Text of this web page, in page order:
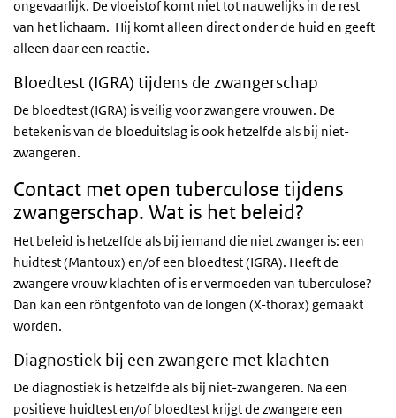
ongevaarlijk. De vloeistof komt niet tot nauwelijks in de rest
van het lichaam. Hij komt alleen direct onder de huid en geeft
alleen daar een reactie.
Bloedtest (IGRA) tijdens de zwangerschap
De bloedtest (IGRA) is veilig voor zwangere vrouwen. De
betekenis van de bloeduitslag is ook hetzelfde als bij niet-
zwangeren.
Contact met open tuberculose tijdens
zwangerschap. Wat is het beleid?
Het beleid is hetzelfde als bij iemand die niet zwanger is: een
huidtest (Mantoux) en/of een bloedtest (IGRA). Heeft de
zwangere vrouw klachten of is er vermoeden van tuberculose?
Dan kan een röntgenfoto van de longen (X-thorax) gemaakt
worden.
Diagnostiek bij een zwangere met klachten
De diagnostiek is hetzelfde als bij niet-zwangeren. Na een
positieve huidtest en/of bloedtest krijgt de zwangere een